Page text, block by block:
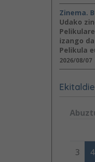
Zinema.
Udako
izango
Pelikula
2026/08/07
3 4